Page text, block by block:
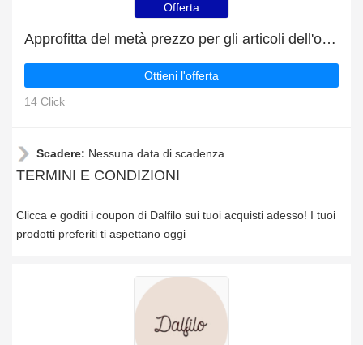
Offerta
Approfitta del metà prezzo per gli articoli dell'outlet
Ottieni l'offerta
14 Click
Scadere: Nessuna data di scadenza
TERMINI E CONDIZIONI
Clicca e goditi i coupon di Dalfilo sui tuoi acquisti adesso! I tuoi
prodotti preferiti ti aspettano oggi